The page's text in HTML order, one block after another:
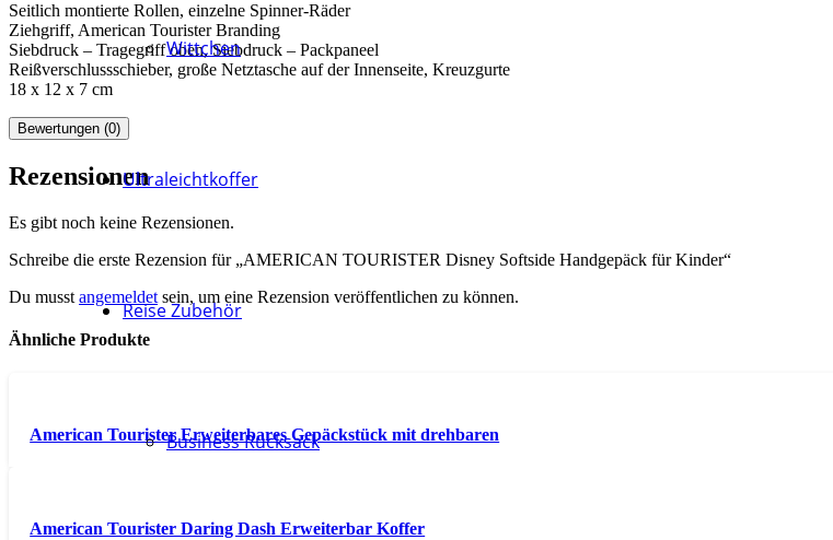
Wittchen
Ultraleichtkoffer
Reise Zubehör
Business Rucksack
Seitlich montierte Rollen, einzelne Spinner-Räder
Ziehgriff, American Tourister Branding
Siebdruck – Tragegriff oben, Siebdruck – Packpaneel
Reißverschlussschieber, große Netztasche auf der Innenseite, Kreuzgurte
18 x 12 x 7 cm
Bewertungen (0)
Rezensionen
Es gibt noch keine Rezensionen.
Schreibe die erste Rezension für „AMERICAN TOURISTER Disney Softside Handgepäck für Kinder“
Du musst angemeldet sein, um eine Rezension veröffentlichen zu können.
Ähnliche Produkte
American Tourister Erweiterbares Gepäckstück mit drehbaren
American Tourister Daring Dash Erweiterbar Koffer